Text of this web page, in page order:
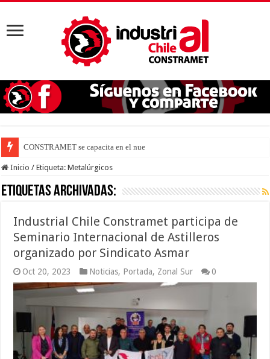
CONSTRAMET se capacita en el nuevo DS N° 44
Inicio / Etiqueta:Metalúrgicos
Etiquetas Archivadas:
Industrial Chile Constramet participa de
Seminario Internacional de Astilleros
organizado por Sindicato Asmar
Oct 20, 2023 Noticias, Portada, Zonal Sur 0